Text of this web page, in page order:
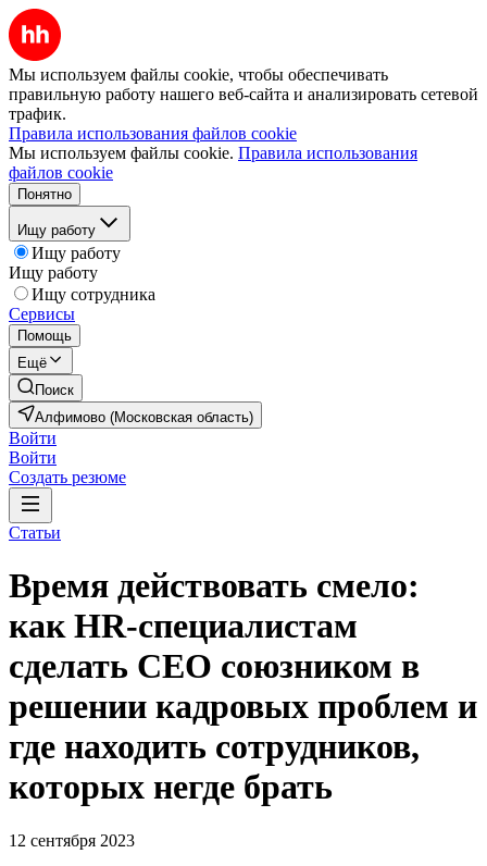
Мы используем файлы cookie, чтобы обеспечивать
правильную работу нашего веб-сайта и анализировать сетевой
трафик.
Правила использования файлов cookie
Мы используем файлы cookie. Правила использования
файлов cookie
Понятно
Ищу работу
Ищу работу
Ищу работу
Ищу сотрудника
Сервисы
Помощь
Ещё
Поиск
Алфимово (Московская область)
Войти
Войти
Создать резюме
Статьи
Время действовать смело:
как HR-специалистам
сделать CEO союзником в
решении кадровых проблем и
где находить сотрудников,
которых негде брать
12 сентября 2023